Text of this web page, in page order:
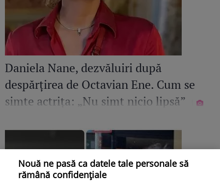
Daniela Nane, dezvăluiri după
despărțirea de Octavian Ene. Cum se
simte actrița: „Nu simt nicio lipsă”
Nouă ne pasă ca datele tale personale să
rămână confidențiale